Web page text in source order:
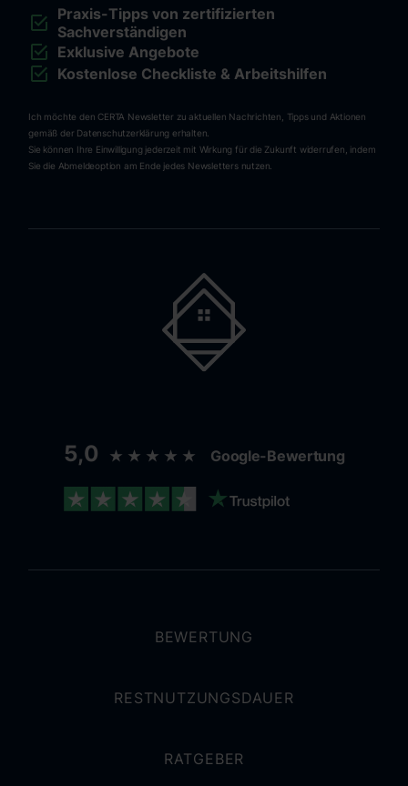
Praxis-Tipps von zertifizierten
Sachverständigen
Exklusive Angebote
Kostenlose Checkliste & Arbeitshilfen
Ich möchte den CERTA Newsletter zu aktuellen Nachrichten, Tipps und Aktionen
gemäß der Datenschutzerklärung erhalten.
Sie können Ihre Einwilligung jederzeit mit Wirkung für die Zukunft widerrufen, indem
Sie die Abmeldeoption am Ende jedes Newsletters nutzen.
5,0 ★★★★★ Google-Bewertung
BEWERTUNG
RESTNUTZUNGSDAUER
RATGEBER